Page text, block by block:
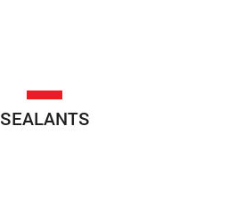
SEALANTS